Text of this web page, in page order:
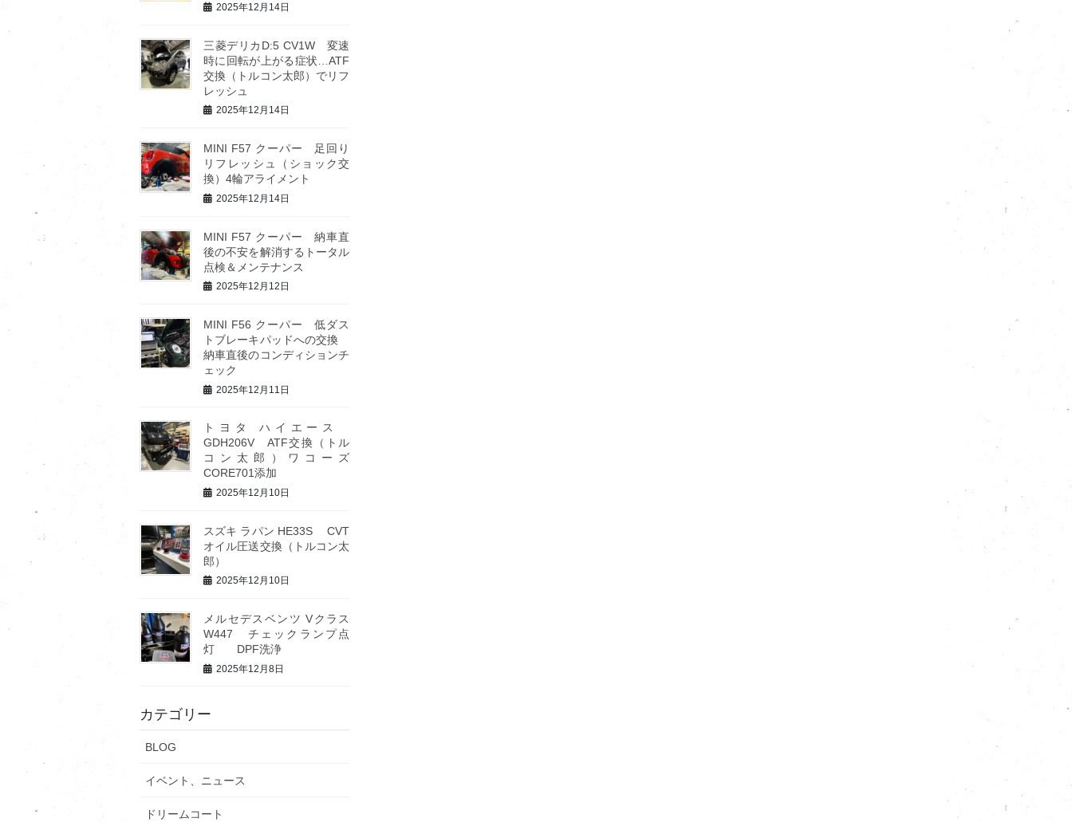
2025年12月14日
三菱デリカD:5 CV1W 変速
時に回転が上がる症状…ATF
交換（トルコン太郎）でリフ
レッシュ
2025年12月14日
MINI F57 クーパー 足回り
リフレッシュ（ショック交
換）4輪アライメント
2025年12月14日
MINI F57 クーパー 納車直
後の不安を解消するトータル
点検＆メンテナンス
2025年12月12日
MINI F56 クーパー 低ダス
トブレーキパッドへの交換
納車直後のコンディションチ
ェック
2025年12月11日
トヨタ ハイエース
GDH206V ATF交換（トル
コン太郎）ワコーズ
CORE701添加
2025年12月10日
スズキ ラパン HE33S CVT
オイル圧送交換（トルコン太
郎）
2025年12月10日
メルセデスベンツ Vクラス
W447 チェックランプ点
灯 DPF洗浄
2025年12月8日
カテゴリー
BLOG
イベント、ニュース
ドリームコート